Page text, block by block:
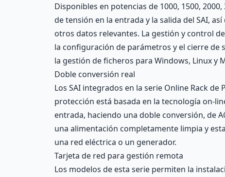
Disponibles en potencias de 1000, 1500,
de tensión en la entrada y la salida del SAI,
otros datos relevantes. La gestión y control
la configuración de parámetros y el cierre de
la gestión de ficheros para Windows, Linux y
Doble conversión real
Los SAI integrados en la serie Online Rack
protección está basada en la tecnología on-
entrada, haciendo una doble conversión, de
una alimentación completamente limpia y
una red eléctrica o un generador.
Tarjeta de red para gestión remota
Los modelos de esta serie permiten la